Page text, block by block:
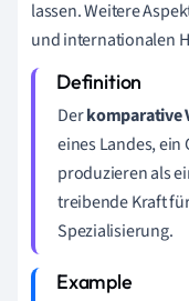
lassen. Weitere
und internationalen
Derkomparative
eines Landes,
produzieren als
treibende Kraft
Spezialisierung.